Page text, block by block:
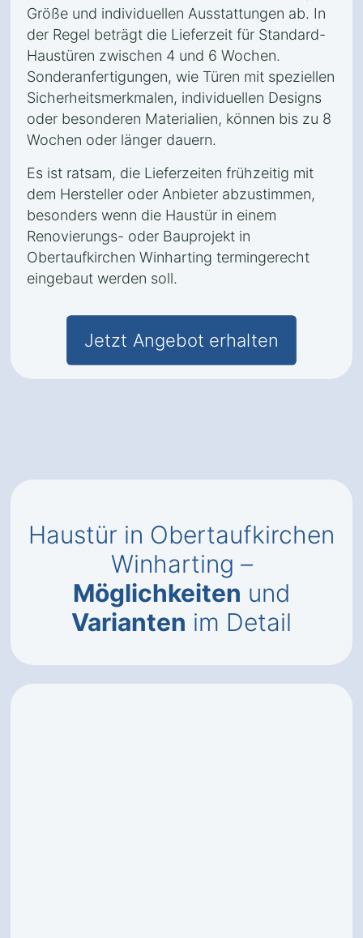
Größe und individuellen Ausstattungen ab. In
der Regel beträgt die Lieferzeit für Standard-
Haustüren zwischen 4 und 6 Wochen.
Sonderanfertigungen, wie Türen mit speziellen
Sicherheitsmerkmalen, individuellen Designs
oder besonderen Materialien, können bis zu 8
Wochen oder länger dauern.
Es ist ratsam, die Lieferzeiten frühzeitig mit
dem Hersteller oder Anbieter abzustimmen,
besonders wenn die Haustür in einem
Renovierungs- oder Bauprojekt in
Obertaufkirchen Winharting termingerecht
eingebaut werden soll.
Jetzt Angebot erhalten
Haustür in Obertaufkirchen
Winharting –
Möglichkeiten und
Varianten im Detail